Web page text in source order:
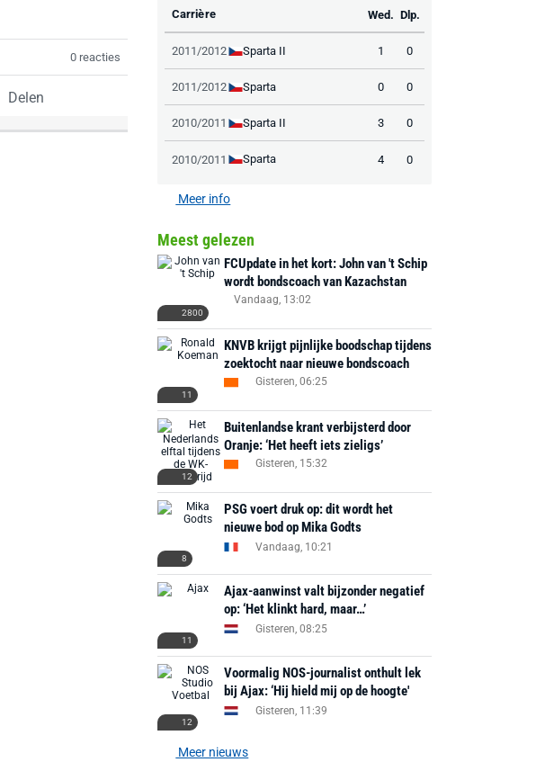
0 reacties
Delen
Carrière Wed. Dlp.
2011/2012 Sparta II 1 0
2011/2012 Sparta 0 0
2010/2011 Sparta II 3 0
2010/2011 Sparta 4 0
Meer info
Meest gelezen
2800
FCUpdate in het kort: John van 't Schip
wordt bondscoach van Kazachstan
Vandaag, 13:02
11
KNVB krijgt pijnlijke boodschap tijdens
zoektocht naar nieuwe bondscoach
Gisteren, 06:25
12
Buitenlandse krant verbijsterd door
Oranje: ‘Het heeft iets zieligs’
Gisteren, 15:32
8
PSG voert druk op: dit wordt het
nieuwe bod op Mika Godts
Vandaag, 10:21
11
Ajax-aanwinst valt bijzonder negatief
op: ‘Het klinkt hard, maar…’
Gisteren, 08:25
12
Voormalig NOS-journalist onthult lek
bij Ajax: ‘Hij hield mij op de hoogte'
Gisteren, 11:39
Meer nieuws